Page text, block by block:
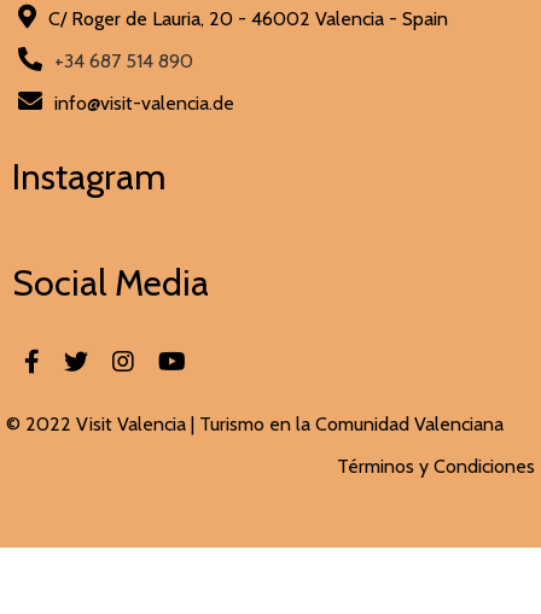
C/ Roger de Lauria, 20 - 46002 Valencia - Spain
+34 687 514 890
info@visit-valencia.de
Instagram
Social Media
© 2022 Visit Valencia | Turismo en la Comunidad Valenciana
Términos y Condiciones